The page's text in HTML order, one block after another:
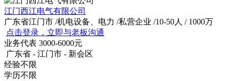
江门西江电气有限公司
广东省江门市 /机电设备、电力 /私营企业 /10-50人 / 1000万
点击登录，立即与老板沟通
业务代表 3000-6000元
广东省 - 江门市 - 新会区
经验不限
学历不限